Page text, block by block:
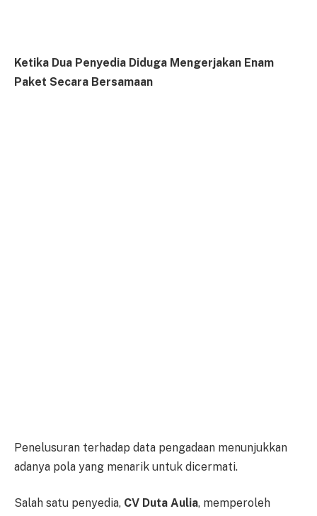
Ketika Dua Penyedia Diduga Mengerjakan Enam
Paket Secara Bersamaan
Penelusuran terhadap data pengadaan menunjukkan
adanya pola yang menarik untuk dicermati.
Salah satu penyedia, CV Duta Aulia, memperoleh